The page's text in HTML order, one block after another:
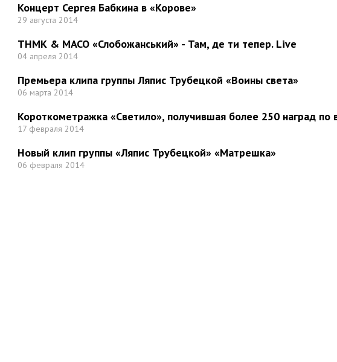
Концерт Сергея Бабкина в «Корове»
29 августа 2014
ТНМК & МАСО «Слобожанський» - Там, де ти тепер. Live
04 апреля 2014
Премьера клипа группы Ляпис Трубецкой «Воины света»
06 марта 2014
Короткометражка «Светило», получившая более 250 наград по
17 февраля 2014
Новый клип группы «Ляпис Трубецкой» «Матрешка»
06 февраля 2014